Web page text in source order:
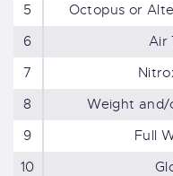
5
Octopus or
6
Air
7
8
Weight and/
9
Full
10